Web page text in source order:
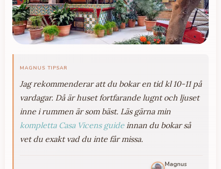
MAGNUS TIPSAR
Jag rekommenderar att du bokar en tid kl 10-11 på
vardagar. Då är huset fortfarande lugnt och ljuset
inne i rummen är som bäst. Läs gärna min
kompletta Casa Vicens guideinnan du bokar så
vet du exakt vad du inte får missa.
Magnus